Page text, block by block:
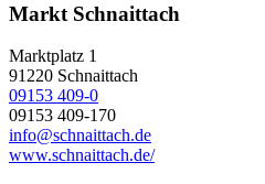
Markt Schnaittach
Marktplatz 1
91220 Schnaittach
09153 409-0
09153 409-170
info@schnaittach.de
www.schnaittach.de/